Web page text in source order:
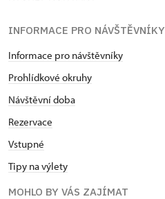
INFORMACE PRO NÁVŠTĚVNÍKY
Informace pro návštěvníky
Prohlídkové okruhy
Návštěvní doba
Rezervace
Vstupné
Tipy na výlety
MOHLO BY VÁS ZAJÍMAT